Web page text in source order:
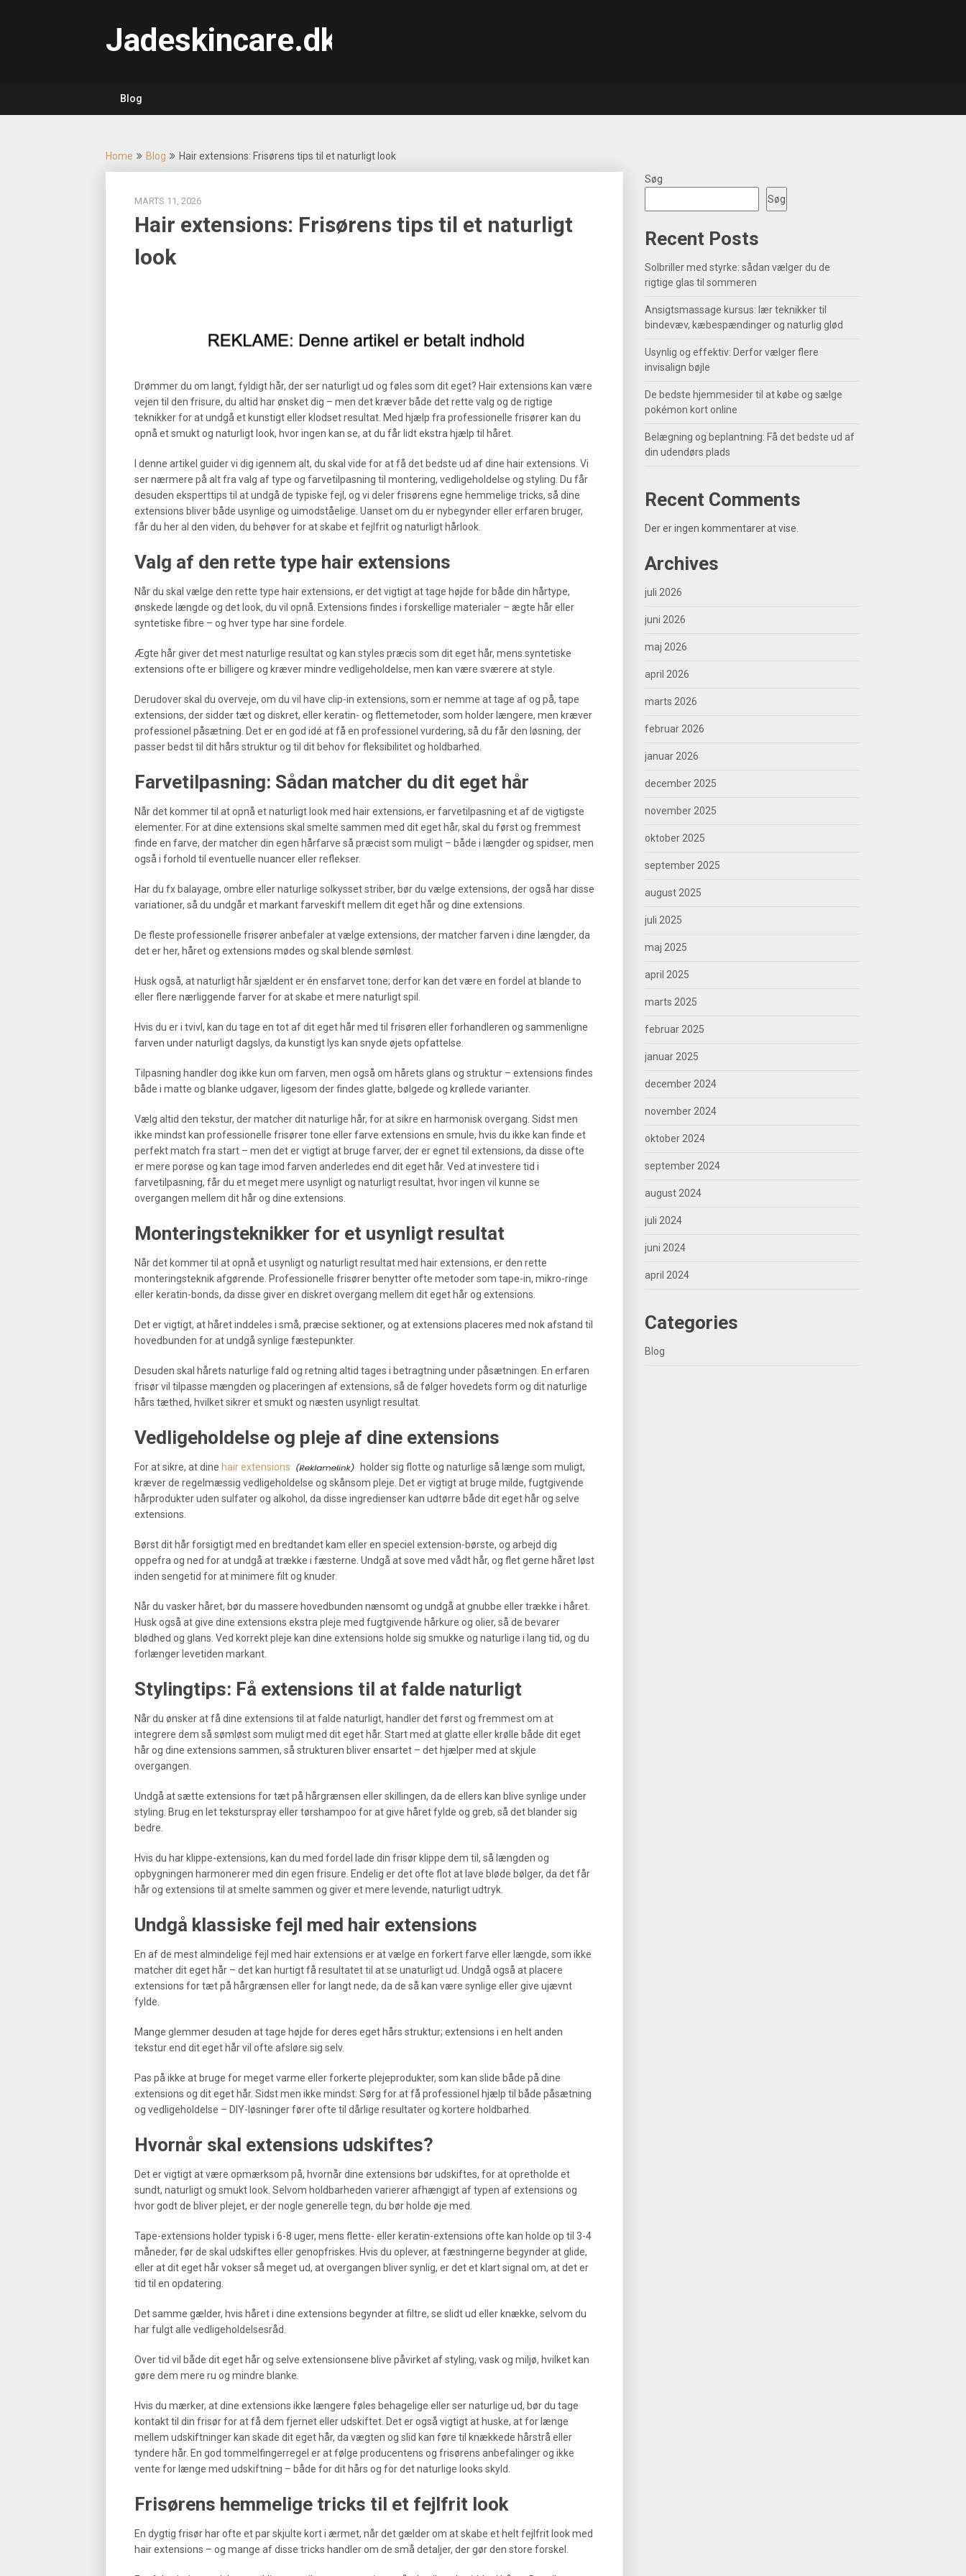
Jadeskincare.dk
Blog
Home Blog Hair extensions: Frisørens tips til et naturligt look
MARTS 11, 2026
Hair extensions: Frisørens tips til et naturligt
look
Drømmer du om langt, fyldigt hår, der ser naturligt ud og føles som dit eget? Hair extensions kan være
vejen til den frisure, du altid har ønsket dig – men det kræver både det rette valg og de rigtige
teknikker for at undgå et kunstigt eller klodset resultat. Med hjælp fra professionelle frisører kan du
opnå et smukt og naturligt look, hvor ingen kan se, at du får lidt ekstra hjælp til håret.
I denne artikel guider vi dig igennem alt, du skal vide for at få det bedste ud af dine hair extensions. Vi
ser nærmere på alt fra valg af type og farvetilpasning til montering, vedligeholdelse og styling. Du får
desuden eksperttips til at undgå de typiske fejl, og vi deler frisørens egne hemmelige tricks, så dine
extensions bliver både usynlige og uimodståelige. Uanset om du er nybegynder eller erfaren bruger,
får du her al den viden, du behøver for at skabe et fejlfrit og naturligt hårlook.
Valg af den rette type hair extensions
Når du skal vælge den rette type hair extensions, er det vigtigt at tage højde for både din hårtype,
ønskede længde og det look, du vil opnå. Extensions findes i forskellige materialer – ægte hår eller
syntetiske fibre – og hver type har sine fordele.
Ægte hår giver det mest naturlige resultat og kan styles præcis som dit eget hår, mens syntetiske
extensions ofte er billigere og kræver mindre vedligeholdelse, men kan være sværere at style.
Derudover skal du overveje, om du vil have clip-in extensions, som er nemme at tage af og på, tape
extensions, der sidder tæt og diskret, eller keratin- og flettemetoder, som holder længere, men kræver
professionel påsætning. Det er en god idé at få en professionel vurdering, så du får den løsning, der
passer bedst til dit hårs struktur og til dit behov for fleksibilitet og holdbarhed.
Farvetilpasning: Sådan matcher du dit eget hår
Når det kommer til at opnå et naturligt look med hair extensions, er farvetilpasning et af de vigtigste
elementer. For at dine extensions skal smelte sammen med dit eget hår, skal du først og fremmest
finde en farve, der matcher din egen hårfarve så præcist som muligt – både i længder og spidser, men
også i forhold til eventuelle nuancer eller reflekser.
Har du fx balayage, ombre eller naturlige solkysset striber, bør du vælge extensions, der også har disse
variationer, så du undgår et markant farveskift mellem dit eget hår og dine extensions.
De fleste professionelle frisører anbefaler at vælge extensions, der matcher farven i dine længder, da
det er her, håret og extensions mødes og skal blende sømløst.
Husk også, at naturligt hår sjældent er én ensfarvet tone; derfor kan det være en fordel at blande to
eller flere nærliggende farver for at skabe et mere naturligt spil.
Hvis du er i tvivl, kan du tage en tot af dit eget hår med til frisøren eller forhandleren og sammenligne
farven under naturligt dagslys, da kunstigt lys kan snyde øjets opfattelse.
Tilpasning handler dog ikke kun om farven, men også om hårets glans og struktur – extensions findes
både i matte og blanke udgaver, ligesom der findes glatte, bølgede og krøllede varianter.
Vælg altid den tekstur, der matcher dit naturlige hår, for at sikre en harmonisk overgang. Sidst men
ikke mindst kan professionelle frisører tone eller farve extensions en smule, hvis du ikke kan finde et
perfekt match fra start – men det er vigtigt at bruge farver, der er egnet til extensions, da disse ofte
er mere porøse og kan tage imod farven anderledes end dit eget hår. Ved at investere tid i
farvetilpasning, får du et meget mere usynligt og naturligt resultat, hvor ingen vil kunne se
overgangen mellem dit hår og dine extensions.
Monteringsteknikker for et usynligt resultat
Når det kommer til at opnå et usynligt og naturligt resultat med hair extensions, er den rette
monteringsteknik afgørende. Professionelle frisører benytter ofte metoder som tape-in, mikro-ringe
eller keratin-bonds, da disse giver en diskret overgang mellem dit eget hår og extensions.
Det er vigtigt, at håret inddeles i små, præcise sektioner, og at extensions placeres med nok afstand til
hovedbunden for at undgå synlige fæstepunkter.
Desuden skal hårets naturlige fald og retning altid tages i betragtning under påsætningen. En erfaren
frisør vil tilpasse mængden og placeringen af extensions, så de følger hovedets form og dit naturlige
hårs tæthed, hvilket sikrer et smukt og næsten usynligt resultat.
Vedligeholdelse og pleje af dine extensions
For at sikre, at dine hair extensions
holder sig flotte og naturlige så længe som muligt,
kræver de regelmæssig vedligeholdelse og skånsom pleje. Det er vigtigt at bruge milde, fugtgivende
hårprodukter uden sulfater og alkohol, da disse ingredienser kan udtørre både dit eget hår og selve
extensions.
Børst dit hår forsigtigt med en bredtandet kam eller en speciel extension-børste, og arbejd dig
oppefra og ned for at undgå at trække i fæsterne. Undgå at sove med vådt hår, og flet gerne håret løst
inden sengetid for at minimere filt og knuder.
Når du vasker håret, bør du massere hovedbunden nænsomt og undgå at gnubbe eller trække i håret.
Husk også at give dine extensions ekstra pleje med fugtgivende hårkure og olier, så de bevarer
blødhed og glans. Ved korrekt pleje kan dine extensions holde sig smukke og naturlige i lang tid, og du
forlænger levetiden markant.
Stylingtips: Få extensions til at falde naturligt
Når du ønsker at få dine extensions til at falde naturligt, handler det først og fremmest om at
integrere dem så sømløst som muligt med dit eget hår. Start med at glatte eller krølle både dit eget
hår og dine extensions sammen, så strukturen bliver ensartet – det hjælper med at skjule
overgangen.
Undgå at sætte extensions for tæt på hårgrænsen eller skillingen, da de ellers kan blive synlige under
styling. Brug en let teksturspray eller tørshampoo for at give håret fylde og greb, så det blander sig
bedre.
Hvis du har klippe-extensions, kan du med fordel lade din frisør klippe dem til, så længden og
opbygningen harmonerer med din egen frisure. Endelig er det ofte flot at lave bløde bølger, da det får
hår og extensions til at smelte sammen og giver et mere levende, naturligt udtryk.
Undgå klassiske fejl med hair extensions
En af de mest almindelige fejl med hair extensions er at vælge en forkert farve eller længde, som ikke
matcher dit eget hår – det kan hurtigt få resultatet til at se unaturligt ud. Undgå også at placere
extensions for tæt på hårgrænsen eller for langt nede, da de så kan være synlige eller give ujævnt
fylde.
Mange glemmer desuden at tage højde for deres eget hårs struktur; extensions i en helt anden
tekstur end dit eget hår vil ofte afsløre sig selv.
Pas på ikke at bruge for meget varme eller forkerte plejeprodukter, som kan slide både på dine
extensions og dit eget hår. Sidst men ikke mindst: Sørg for at få professionel hjælp til både påsætning
og vedligeholdelse – DIY-løsninger fører ofte til dårlige resultater og kortere holdbarhed.
Hvornår skal extensions udskiftes?
Det er vigtigt at være opmærksom på, hvornår dine extensions bør udskiftes, for at opretholde et
sundt, naturligt og smukt look. Selvom holdbarheden varierer afhængigt af typen af extensions og
hvor godt de bliver plejet, er der nogle generelle tegn, du bør holde øje med.
Tape-extensions holder typisk i 6-8 uger, mens flette- eller keratin-extensions ofte kan holde op til 3-4
måneder, før de skal udskiftes eller genopfriskes. Hvis du oplever, at fæstningerne begynder at glide,
eller at dit eget hår vokser så meget ud, at overgangen bliver synlig, er det et klart signal om, at det er
tid til en opdatering.
Det samme gælder, hvis håret i dine extensions begynder at filtre, se slidt ud eller knække, selvom du
har fulgt alle vedligeholdelsesråd.
Over tid vil både dit eget hår og selve extensionsene blive påvirket af styling, vask og miljø, hvilket kan
gøre dem mere ru og mindre blanke.
Hvis du mærker, at dine extensions ikke længere føles behagelige eller ser naturlige ud, bør du tage
kontakt til din frisør for at få dem fjernet eller udskiftet. Det er også vigtigt at huske, at for længe
mellem udskiftninger kan skade dit eget hår, da vægten og slid kan føre til knækkede hårstrå eller
tyndere hår. En god tommelfingerregel er at følge producentens og frisørens anbefalinger og ikke
vente for længe med udskiftning – både for dit hårs og for det naturlige looks skyld.
Frisørens hemmelige tricks til et fejlfrit look
En dygtig frisør har ofte et par skjulte kort i ærmet, når det gælder om at skabe et helt fejlfrit look med
hair extensions – og mange af disse tricks handler om de små detaljer, der gør den store forskel.
Søg
Søg
Recent Posts
Solbriller med styrke: sådan vælger du de
rigtige glas til sommeren
Ansigtsmassage kursus: lær teknikker til
bindevæv, kæbespændinger og naturlig glød
Usynlig og effektiv: Derfor vælger flere
invisalign bøjle
De bedste hjemmesider til at købe og sælge
pokémon kort online
Belægning og beplantning: Få det bedste ud af
din udendørs plads
Recent Comments
Der er ingen kommentarer at vise.
Archives
juli 2026
juni 2026
maj 2026
april 2026
marts 2026
februar 2026
januar 2026
december 2025
november 2025
oktober 2025
september 2025
august 2025
juli 2025
maj 2025
april 2025
marts 2025
februar 2025
januar 2025
december 2024
november 2024
oktober 2024
september 2024
august 2024
juli 2024
juni 2024
april 2024
Categories
Blog